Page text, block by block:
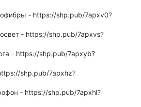
- https://shp.pub/7apxv0?
- https://shp.pub/7apxvs?
- https://shp.pub/7apxyb?
shp.pub/7apxhz?
- https://shp.pub/7apxhl?